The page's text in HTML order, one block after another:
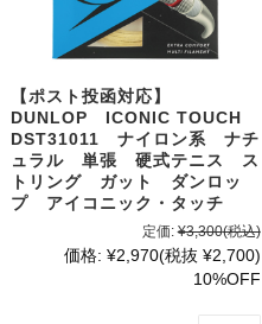
【ポスト投函対応】
DUNLOP ICONIC TOUCH
DST31011 ナイロン系 ナチ
ュラル 単張 硬式テニス ス
トリング ガット ダンロッ
プ アイコニック・タッチ
定価: ¥3,300(税込)
価格: ¥2,970(税抜 ¥2,700)
10%OFF